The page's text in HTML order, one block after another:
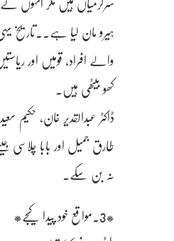
ہیرو مان لیا ہے..تاریخ
والے افراد، قومیں اور
کھو بیٹھی ہیں.
ڈاکٹر عبدالقدیر خان، حکیم
طارق جمیل اور بابا چلاسی
نہ بن سکے.
*3.مواقع خود پیدا کیجے*